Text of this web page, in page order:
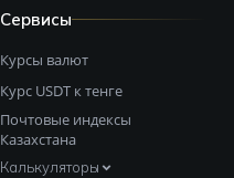
Сервисы
Курсы валют
Курс USDT к тенге
Почтовые индексы
Казахстана
Калькуляторы